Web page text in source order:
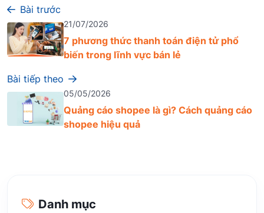
Bài trước
21/07/2026
7 phương thức thanh toán điện tử phổ
biến trong lĩnh vực bán lẻ
Bài tiếp theo
05/05/2026
Quảng cáo shopee là gì? Cách quảng cáo
shopee hiệu quả
Danh mục